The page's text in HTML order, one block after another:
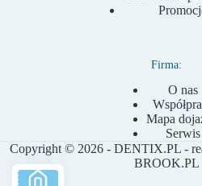
Firma:
O nas
Mapa
Serwis
Copyright © 2026 - DENTIX.PL -
BROOK.PL